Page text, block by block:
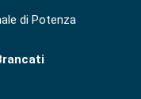
di Potenza